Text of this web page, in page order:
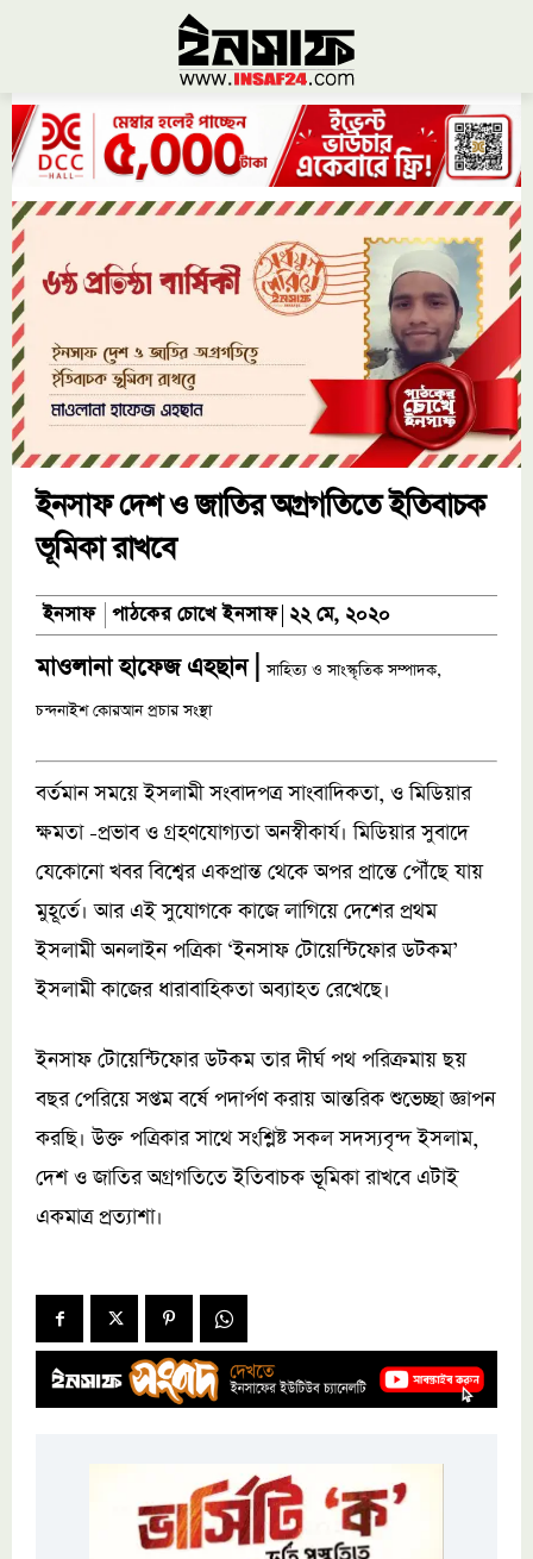
ইনসাফ দেশ ও জাতির অগ্রগতিতে ইতিবাচক
ভূমিকা রাখবে
ইনসাফ পাঠকের চোখে ইনসাফ ২২ মে, ২০২০
মাওলানা হাফেজ এহছান |সাহিত্য ও সাংস্কৃতিক সম্পাদক,
চন্দনাইশ কোরআন প্রচার সংস্থা
বর্তমান সময়ে ইসলামী সংবাদপত্র সাংবাদিকতা, ও মিডিয়ার
ক্ষমতা -প্রভাব ও গ্রহণযোগ্যতা অনস্বীকার্য। মিডিয়ার সুবাদে
যেকোনো খবর বিশ্বের একপ্রান্ত থেকে অপর প্রান্তে পৌঁছে যায়
মুহূর্তে। আর এই সুযোগকে কাজে লাগিয়ে দেশের প্রথম
ইসলামী অনলাইন পত্রিকা ‘ইনসাফ টোয়েন্টিফোর ডটকম’
ইসলামী কাজের ধারাবাহিকতা অব্যাহত রেখেছে।
ইনসাফ টোয়েন্টিফোর ডটকম তার দীর্ঘ পথ পরিক্রমায় ছয়
বছর পেরিয়ে সপ্তম বর্ষে পদার্পণ করায় আন্তরিক শুভেচ্ছা জ্ঞাপন
করছি। উক্ত পত্রিকার সাথে সংশ্লিষ্ট সকল সদস্যবৃন্দ ইসলাম,
দেশ ও জাতির অগ্রগতিতে ইতিবাচক ভূমিকা রাখবে এটাই
একমাত্র প্রত্যাশা।